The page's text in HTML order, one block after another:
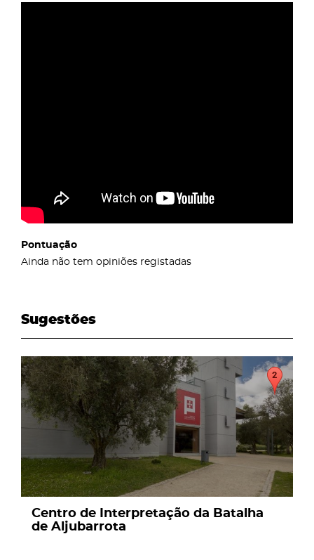
Pontuação
Ainda não tem opiniões registadas
Sugestões
page
Centro de Interpretação da Batalha
de Aljubarrota